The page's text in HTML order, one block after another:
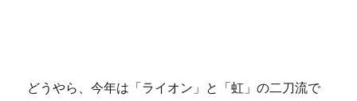
どうやら、今年は「ライオン」と「虹」の二刀流で